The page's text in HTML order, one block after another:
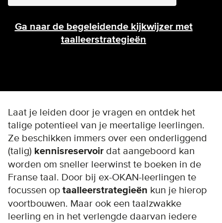
Ga naar de begeleidende kijkwijzer met
taalleerstrategieën
Laat je leiden door je vragen en ontdek het
talige potentieel van je meertalige leerlingen.
Ze beschikken immers over een onderliggend
(talig) kennisreservoir dat aangeboord kan
worden om sneller leerwinst te boeken in de
Franse taal. Door bij ex-OKAN-leerlingen te
focussen op taalleerstrategieën kun je hierop
voortbouwen. Maar ook een taalzwakke
leerling en in het verlengde daarvan iedere